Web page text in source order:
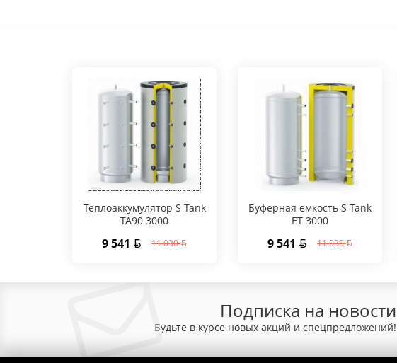
Теплоаккумулятор S-Tank
TA90 3000
9 541 11 030
Буферная емкость S-Tank
ET 3000
9 541 11 030
Подписка на новости
Будьте в курсе новых акций и спецпредложений!